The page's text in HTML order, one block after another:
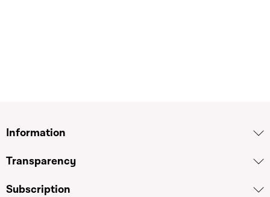
Information
Transparency
Subscription